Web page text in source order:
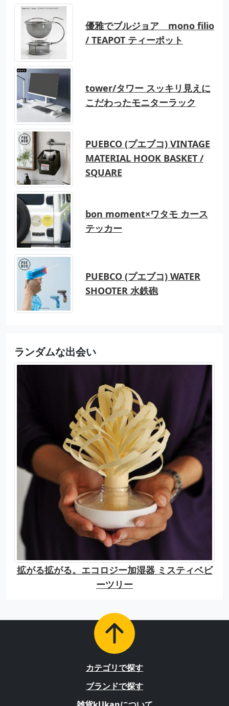
優雅でブルジョア mono filio
/ TEAPOT ティーポット
tower/タワー スッキリ見えに
こだわったモニターラック
PUEBCO (プエブコ) VINTAGE
MATERIAL HOOK BASKET /
SQUARE
bon moment×ワタモ カース
テッカー
PUEBCO (プエブコ) WATER
SHOOTER 水鉄砲
ランダムな出会い
拡がる拡がる。エコロジー加湿器 ミスティベビ
ーツリー
カテゴリで探す
ブランドで探す